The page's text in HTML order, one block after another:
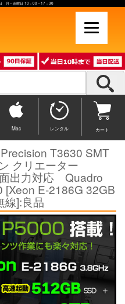
月～金曜日 10：00～17：30
Mac レンタル カート
T3630 SMT
クリエーター
出力対応 Quadro
[Xeon E-2186G 32GB
線]:良品